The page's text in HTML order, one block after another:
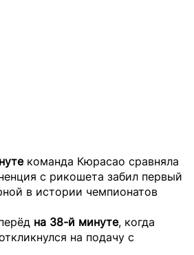
команда Кюрасао сравняла
с рикошета забил первый
в истории чемпионатов
на 38-й минуте, когда
на подачу с